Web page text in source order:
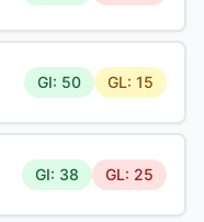
GI: 50 GL: 15
GI: 38 GL: 25